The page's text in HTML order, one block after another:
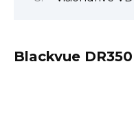
Blackvue DR350